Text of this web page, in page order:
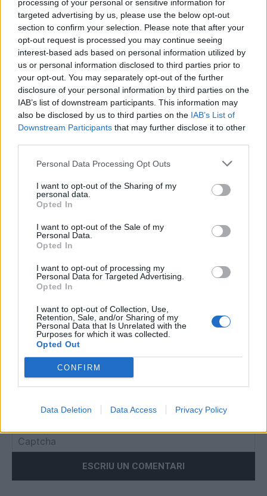
processing of your personal or sensitive information for
targeted advertising by us, please use the below opt-out
section to confirm your selection. Please note that after your
opt-out request is processed you may continue seeing
interest-based ads based on personal information utilized by
us or personal information disclosed to third parties prior to
your opt-out. You may separately opt-out of the further
disclosure of your personal information by third parties on the
IAB’s list of downstream participants. This information may
also be disclosed by us to third parties on the IAB’s List of
Downstream Participants that may further disclose it to other
Personal Data Processing Opt Outs
I want to opt-out of the Sharing of my
personal data.
Opted In
I want to opt-out of the Sale of my
Personal Data.
Opted In
I want to opt-out of processing my
Personal Data for Targeted Advertising.
Opted In
I want to opt-out of Collection, Use,
Retention, Sale, and/or Sharing of my
Personal Data that Is Unrelated with the
Purposes for which it was collected.
Opted Out
CONFIRM
Data Deletion Data Access Privacy Policy
Hoquei Patins
abril 20, 2026
Hoquei Patins
El CHP Amposta supera a un dels seus
rivals més directes en la lluita per l’ascens
abril 14, 2026
Comentari:
Deseu el meu nom, el correu electrònic i el lloc web en
the